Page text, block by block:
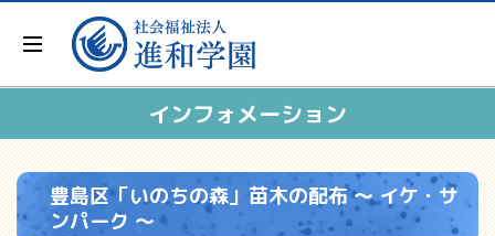
インフォメーション
豊島区「いのちの森」苗木の配布 ～ イケ・サ
ンパーク ～